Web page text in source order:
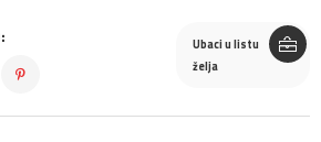
Ubaci u listu
želja